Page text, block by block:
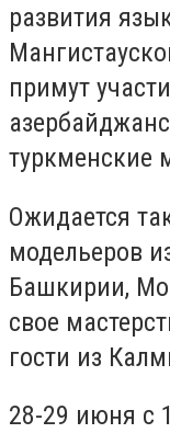
развития
примут
туркменские
Ожидается
модельеров
Башкирии,
свое
гости из
28-29 июня с